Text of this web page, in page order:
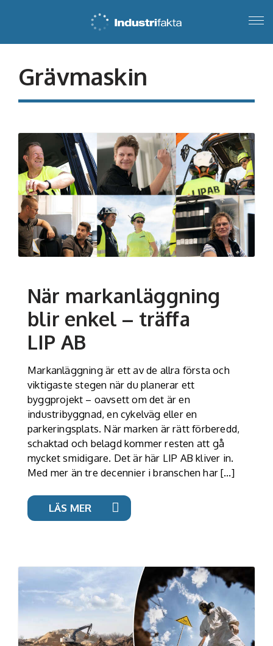
Grävmaskin
När markanläggning
blir enkel – träffa
LIP AB
Markanläggning är ett av de allra första och
viktigaste stegen när du planerar ett
byggprojekt – oavsett om det är en
industribyggnad, en cykelväg eller en
parkeringsplats. När marken är rätt förberedd,
schaktad och belagd kommer resten att gå
mycket smidigare. Det är här LIP AB kliver in.
Med mer än tre decennier i branschen har […]
LÄS MER